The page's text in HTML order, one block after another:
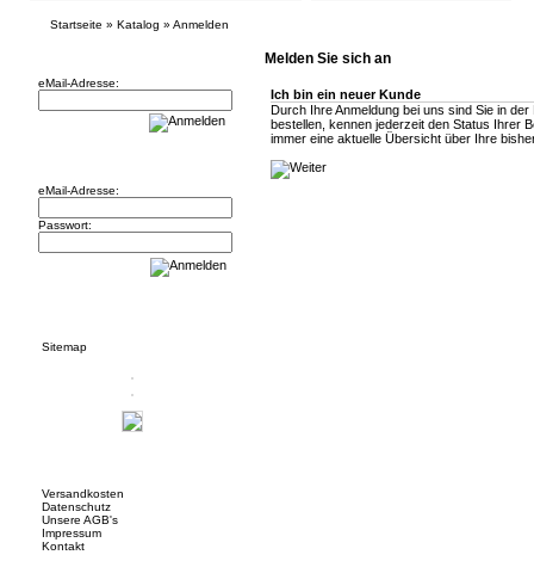
Startseite » Katalog » Anmelden
eMail-Adresse:
eMail-Adresse:
Passwort:
Sitemap
Versandkosten
Datenschutz
Unsere AGB's
Impressum
Kontakt
Melden Sie sich an
Ich bin ein neuer Kunde
Durch Ihre Anmeldung bei uns sind Sie in
bestellen, kennen jederzeit den Status Ihrer
immer eine aktuelle Übersicht über Ihre